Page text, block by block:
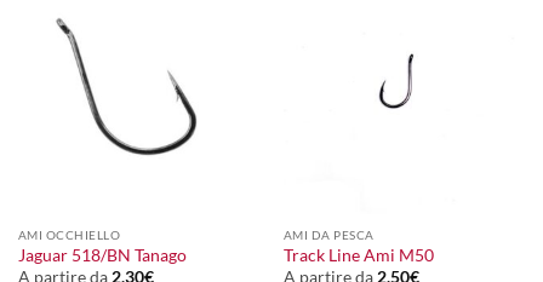
AMI OCCHIELLO
Jaguar 518/BN Tanago
A partire da2,30€
AMI DA PESCA
Track Line Ami M50
A partire da2,50€